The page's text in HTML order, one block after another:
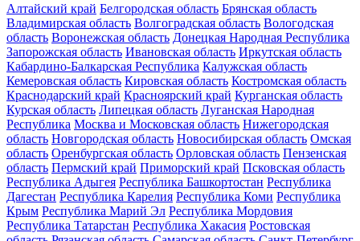
Алтайский край Белгородская область Брянская область
Владимирская область Волгоградская область Вологодская
область Воронежская область Донецкая Народная Республика
Запорожская область Ивановская область Иркутская область
Кабардино-Балкарская Республика Калужская область
Кемеровская область Кировская область Костромская область
Краснодарский край Красноярский край Курганская область
Курская область Липецкая область Луганская Народная
Республика Москва и Московская область Нижегородская
область Новгородская область Новосибирская область Омская
область Оренбургская область Орловская область Пензенская
область Пермский край Приморский край Псковская область
Республика Адыгея Республика Башкортостан Республика
Дагестан Республика Карелия Республика Коми Республика
Крым Республика Марий Эл Республика Мордовия
Республика Татарстан Республика Хакасия Ростовская